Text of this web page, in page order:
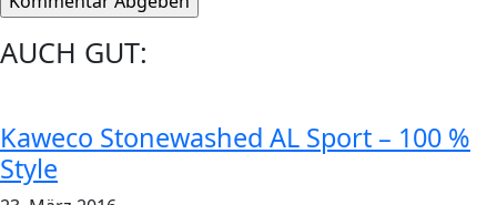
AUCH GUT:
Kaweco Stonewashed AL Sport – 100 %
Style